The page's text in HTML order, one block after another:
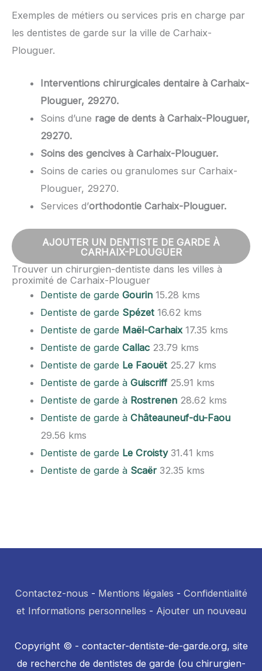
Exemples de métiers ou services pris en charge par
les dentistes de garde sur la ville de Carhaix-
Plouguer.
Interventions chirurgicales dentaire à Carhaix-
Plouguer, 29270.
Soins d’une rage de dents à Carhaix-Plouguer,
29270.
Soins des gencives à Carhaix-Plouguer.
Soins de caries ou granulomes sur Carhaix-
Plouguer, 29270.
Services d’orthodontie Carhaix-Plouguer.
AJOUTER UN DENTISTE DE GARDE À
CARHAIX-PLOUGUER
Trouver un chirurgien-dentiste dans les villes à
proximité de Carhaix-Plouguer
Dentiste de gardeGourin 15.28 kms
Dentiste de garde Spézet 16.62 kms
Dentiste de garde Maël-Carhaix17.35 kms
Dentiste de gardeCallac 23.79 kms
Dentiste de garde Le Faouët 25.27 kms
Dentiste de garde àGuiscriff 25.91 kms
Dentiste de garde à Rostrenen 28.62 kms
Dentiste de garde àChâteauneuf-du-Faou
29.56 kms
Dentiste de garde Le Croisty31.41 kms
Dentiste de garde à Scaër 32.35 kms
Contactez-nous - Mentions légales - Confidentialité
et Informations personnelles - Ajouter un nouveau
Copyright © - contacter-dentiste-de-garde.org, site
de recherche de dentistes de garde (ou chirurgien-